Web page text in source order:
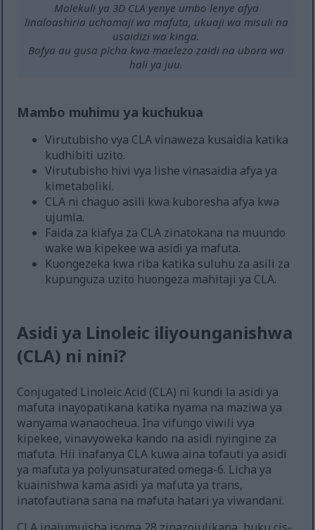
Molekuli ya 3D CLA yenye umbo lenye afya
linaloashiria uchomaji wa mafuta, ukuaji wa misuli na
usaidizi wa kinga.
Bofya au gusa picha kwa maelezo zaidi na ubora wa
hali ya juu.
Mambo muhimu ya kuchukua
Virutubisho vya CLA vinaweza kusaidia katika
kudhibiti uzito.
Virutubisho hivi vya lishe vinasaidia afya ya
kimetaboliki.
CLA ni chaguo asili kwa kuboresha afya kwa
ujumla.
Faida za kiafya za CLA zinatokana na muundo
wake wa kipekee wa asidi ya mafuta.
Kuongezeka kwa riba katika suluhu za asili za
kupunguza uzito huongeza mahitaji ya CLA.
Asidi ya Linoleic iliyounganishwa
(CLA) ni nini?
Conjugated Linoleic Acid (CLA) ni kundi la asidi ya
mafuta inayopatikana katika nyama na maziwa ya
wanyama wanaocheua. Ina vifungo viwili vya
kipekee, vinavyoweka kando na asidi nyingine za
mafuta. Hii inafanya CLA kuwa aina tofauti ya asidi
ya mafuta ya polyunsaturated omega-6. Licha ya
kuainishwa kama asidi ya mafuta ya trans,
inatofautiana sana na mafuta hatari ya viwandani.